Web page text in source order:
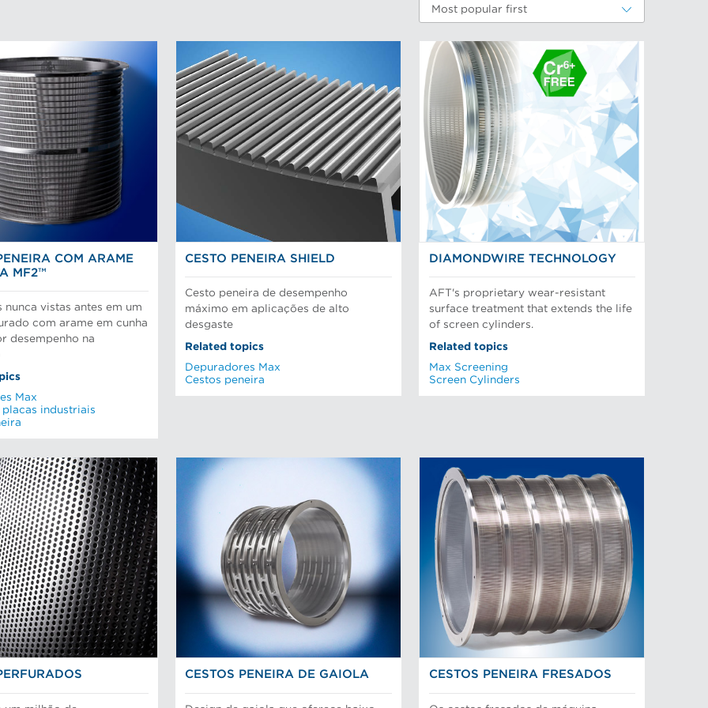
Most popular first
COM ARAME
MF2™
nunca vistas antes em um
com arame em cunha
desempenho na
Max
industriais
CESTO PENEIRA SHIELD
Cesto peneira de desempenho
máximo em aplicações de alto
desgaste
Related topics
Depuradores Max
Cestos peneira
DIAMONDWIRE TECHNOLOGY
AFT's proprietary wear-resistant
surface treatment that extends the life
of screen cylinders.
Related topics
Max Screening
Screen Cylinders
CESTOS PENEIRA DE GAIOLA CESTOS PENEIRA FRESADOS